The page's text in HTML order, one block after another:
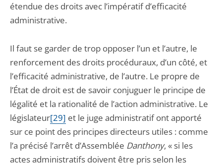
étendue des droits avec l’impératif d’efficacité
administrative.
Il faut se garder de trop opposer l’un et l’autre, le
renforcement des droits procéduraux, d’un côté, et
l’efficacité administrative, de l’autre. Le propre de
l’État de droit est de savoir conjuguer le principe de
légalité et la rationalité de l’action administrative. Le
législateur[29] et le juge administratif ont apporté
sur ce point des principes directeurs utiles : comme
l’a précisé l’arrêt d’Assemblée Danthony, « si les
actes administratifs doivent être pris selon les